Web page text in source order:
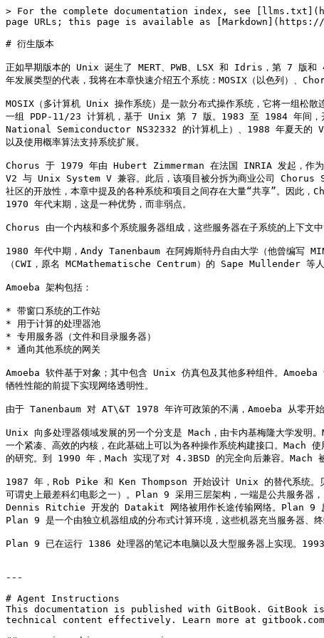
> For the complete documentation index, see
page URLs; this page is available as
# 衍生版本
正如早期版本的 Unix 诞生了 MERT、PWB、LSX 和 Idris，第 7 版和
年发展类型的代表，我将在本章快速介绍五个系统：MOSIX（以色列）、
MOSIX（多计算机 Unix 操作系统）是一款分布式操作系统，它将一组松
一组 PDP-11/23 计算机，基于 Unix 第 7 版。1983 至 1984 年间，开
National Semiconductor NS32332 的计算机上）、1988 年夏天的 VAX
以及使用概率算法支持系统扩展。
Chorus 于 1979 年由 Hubert Zimmerman 在法国 INRIA 发起，作为一
V2 与 Unix System V 兼容。此后，该项目被分拆为商业公司
社区的开放性，本章中提及的各种系统和项目之间存在大量“共享”。因
1970 年代末期，这是一种优势，而非弱点。
Chorus 由一个内核和多个系统服务器组成，这些服务器在子系统的上下
1980 年代中期，Andy Tanenbaum 在阿姆斯特丹自由大学（他曾编写
（CWI，原名 MCMathematische Centrum）的 Sape Mullender 等人
Amoeba 架构包括：
* 带窗口系统的工作站
* 用于计算的处理器池
* 专用服务器（文件和目录服务器）
* 通向其他系统的网关
Amoeba 软件基于对象；其中包含 Unix 仿真包及其他多种组件。Amoeba
牺牲性能的前提下实现网络透明性。
由于 Tanenbaum 对 AT\&T 1978 年许可政策的不满，Amoeba 从零开
Unix 向多处理器领域发展的另一个分支是 Mach，由卡内基梅隆大学发
一个紧凑、高效的内核，在此基础上可以为各种操作系统构建接口。
的研究。到 1990 年，Mach 实现了对 4.3BSD 的完全向后兼容。Mach
1987 年，Rob Pike 和 Ken Thompson 开始设计 Unix 的替代系统
可谓史上最差科幻电影之一）。Plan 9 采用三层架构，一端是公共服务器
Dennis Ritchie 开发的 Datakit 网络被用作长途传输网络。Plan 9 反其
Plan 9 是一个由独立机器组成的分布式计算环境，这些机器充当服务器、终
Plan 9 已在运行 1386 处理器的笔记本电脑以及大型服务器上实现。
---
# Agent Instructions
This documentation is published with GitBook. GitBook
technical content effectively. Learn more at